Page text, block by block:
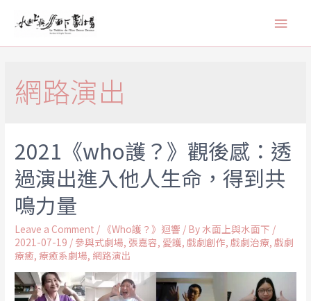
網路演出
2021《who護？》觀後感：透
過演出進入他人生命，得到共
鳴力量
Leave a Comment / 《Who護？》迴響 / By 水面上與水面下 /
2021-07-19 / 參與式劇場, 張嘉容, 愛護,戲劇創作,戲劇治療,戲劇
療癒,療癒系劇場, 網路演出